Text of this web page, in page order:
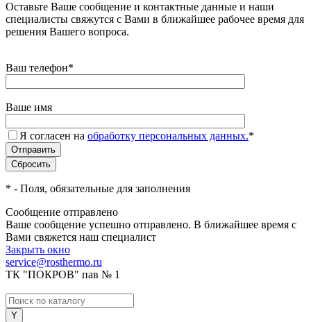
Оставьте Ваше сообщение и контактные данные и наши
специалисты свяжутся с Вами в ближайшее рабочее время для
решения Вашего вопроса.
Ваш телефон*
Ваше имя
Я согласен на обработку персональных данных.*
* - Поля, обязательные для заполнения
Сообщение отправлено
Ваше сообщение успешно отправлено. В ближайшее время с
Вами свяжется наш специалист
Закрыть окно
service@rosthermo.ru
ТК "ПОКРОВ" пав № 1